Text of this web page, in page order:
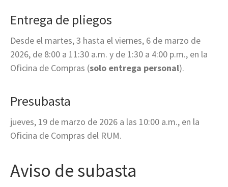
Entrega de pliegos
Desde el martes, 3 hasta el viernes, 6 de marzo de
2026, de 8:00 a 11:30 a.m. y de 1:30 a 4:00 p.m., en la
Oficina de Compras (solo entrega personal).
Presubasta
jueves, 19 de marzo de 2026 a las 10:00 a.m., en la
Oficina de Compras del RUM.
Aviso de subasta